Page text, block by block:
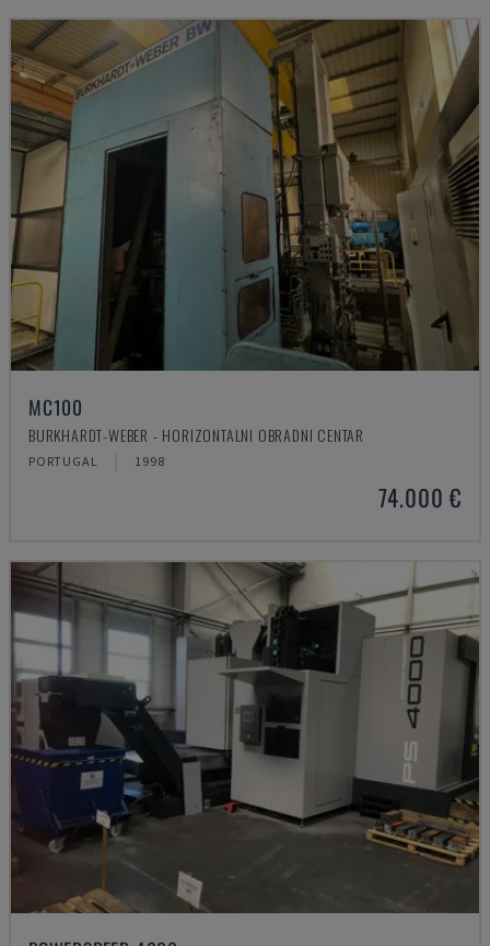
MC100
BURKHARDT-WEBER - HORIZONTALNI OBRADNI CENTAR
PORTUGAL 1998
74.000 €